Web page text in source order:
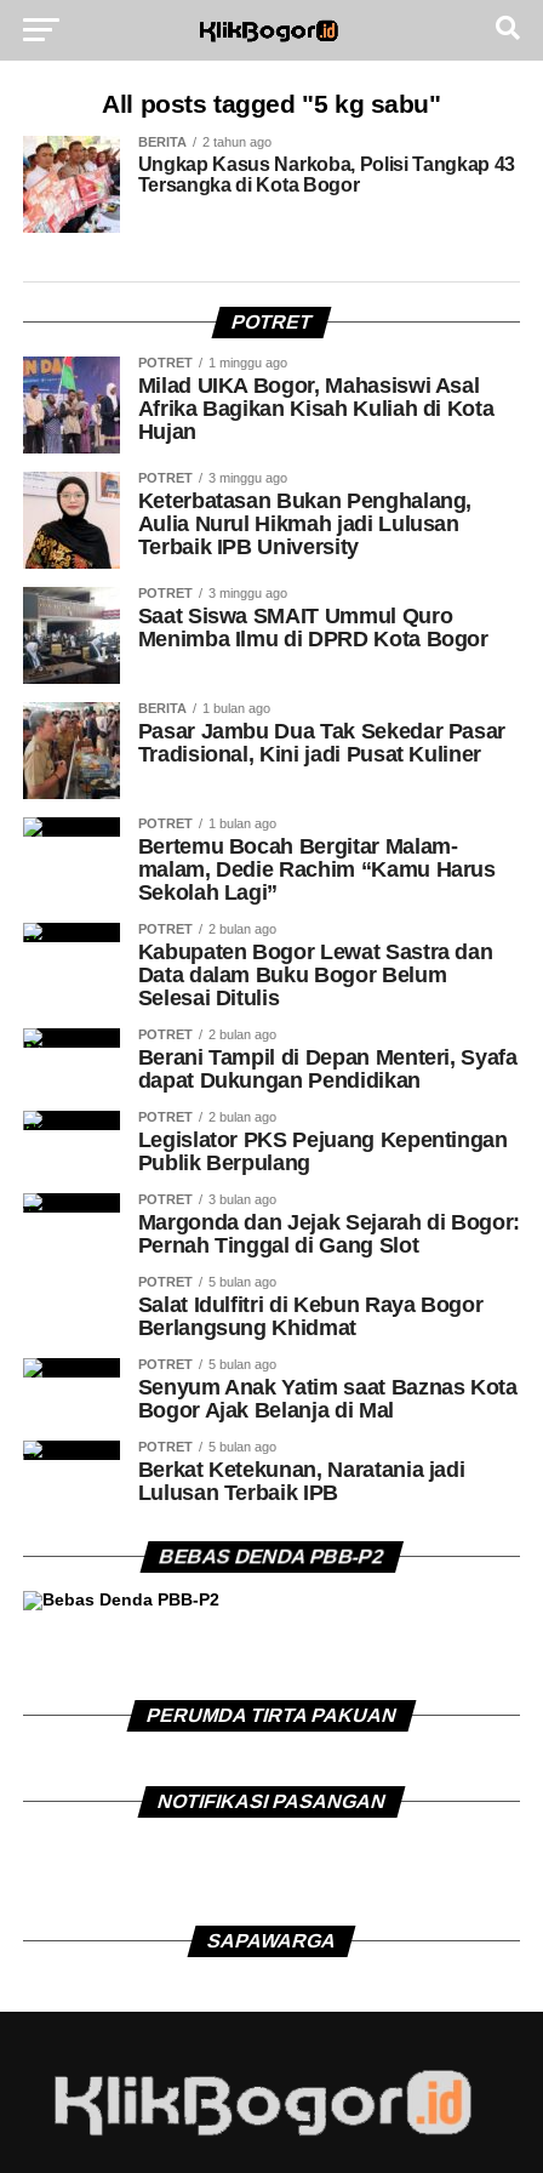
All posts tagged "5 kg sabu"
BERITA 2 tahun ago
Ungkap Kasus Narkoba, Polisi Tangkap 43
Tersangka di Kota Bogor
POTRET
POTRET 1 minggu ago
Milad UIKA Bogor, Mahasiswi Asal
Afrika Bagikan Kisah Kuliah di Kota
Hujan
POTRET 3 minggu ago
Keterbatasan Bukan Penghalang,
Aulia Nurul Hikmah jadi Lulusan
Terbaik IPB University
POTRET 3 minggu ago
Saat Siswa SMAIT Ummul Quro
Menimba Ilmu di DPRD Kota Bogor
BERITA 1 bulan ago
Pasar Jambu Dua Tak Sekedar Pasar
Tradisional, Kini jadi Pusat Kuliner
POTRET 1 bulan ago
Bertemu Bocah Bergitar Malam-
malam, Dedie Rachim “Kamu Harus
Sekolah Lagi”
POTRET 2 bulan ago
Kabupaten Bogor Lewat Sastra dan
Data dalam Buku Bogor Belum
Selesai Ditulis
POTRET 2 bulan ago
Berani Tampil di Depan Menteri, Syafa
dapat Dukungan Pendidikan
POTRET 2 bulan ago
Legislator PKS Pejuang Kepentingan
Publik Berpulang
POTRET 3 bulan ago
Margonda dan Jejak Sejarah di Bogor:
Pernah Tinggal di Gang Slot
POTRET 5 bulan ago
Salat Idulfitri di Kebun Raya Bogor
Berlangsung Khidmat
POTRET 5 bulan ago
Senyum Anak Yatim saat Baznas Kota
Bogor Ajak Belanja di Mal
POTRET 5 bulan ago
Berkat Ketekunan, Naratania jadi
Lulusan Terbaik IPB
BEBAS DENDA PBB-P2
PERUMDA TIRTA PAKUAN
NOTIFIKASI PASANGAN
SAPAWARGA